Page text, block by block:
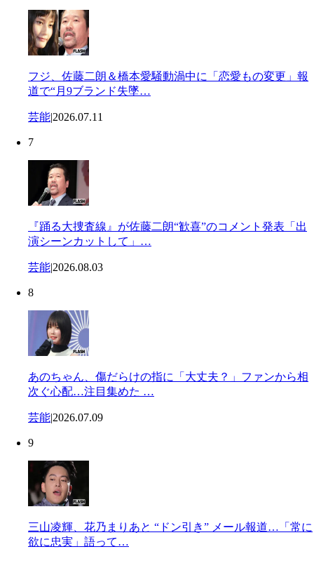
フジ、佐藤二朗＆橋本愛騒動渦中に「恋愛もの変更」報
道で“月9ブランド失墜…
芸能|2026.07.11
7
『踊る大捜査線』が佐藤二朗“歓喜”のコメント発表「出
演シーンカットして」…
芸能|2026.08.03
8
あのちゃん、傷だらけの指に「大丈夫？」ファンから相
次ぐ心配…注目集めた …
芸能|2026.07.09
9
三山凌輝、花乃まりあと “ドン引き” メール報道…「常に
欲に忠実」語って…